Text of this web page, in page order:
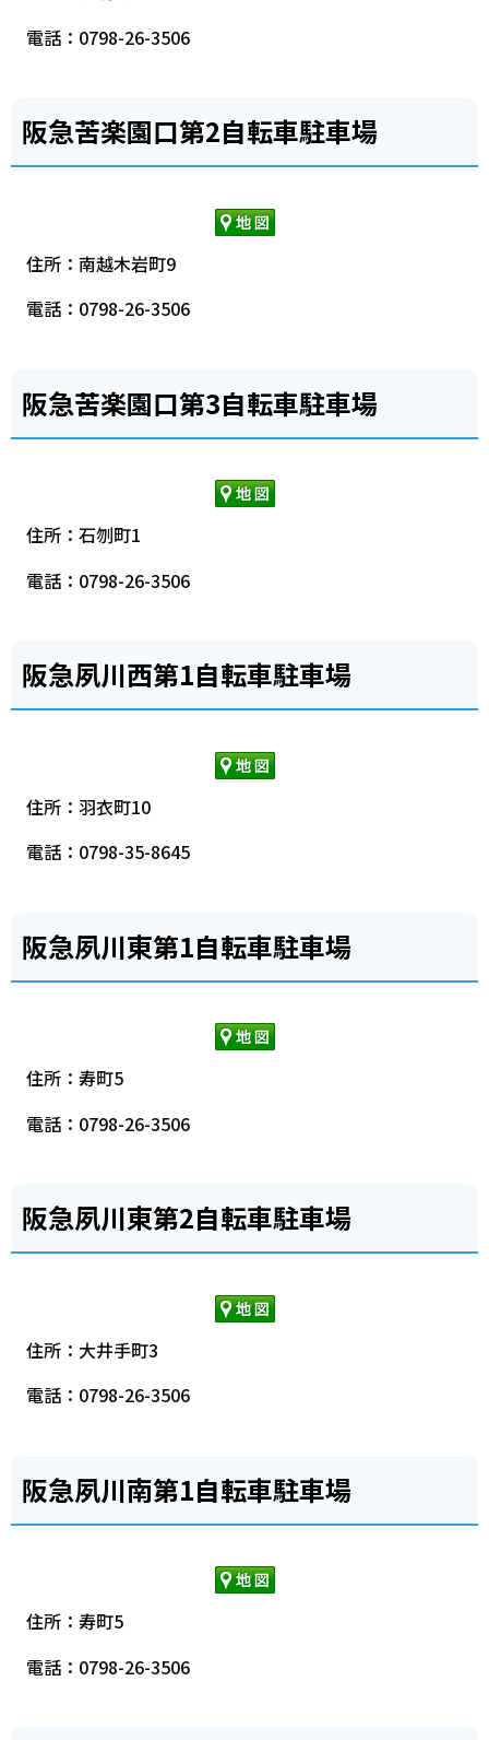
電話：0798-26-3506
阪急苦楽園口第2自転車駐車場
住所：南越木岩町9
電話：0798-26-3506
阪急苦楽園口第3自転車駐車場
住所：石刎町1
電話：0798-26-3506
阪急夙川西第1自転車駐車場
住所：羽衣町10
電話：0798-35-8645
阪急夙川東第1自転車駐車場
住所：寿町5
電話：0798-26-3506
阪急夙川東第2自転車駐車場
住所：大井手町3
電話：0798-26-3506
阪急夙川南第1自転車駐車場
住所：寿町5
電話：0798-26-3506